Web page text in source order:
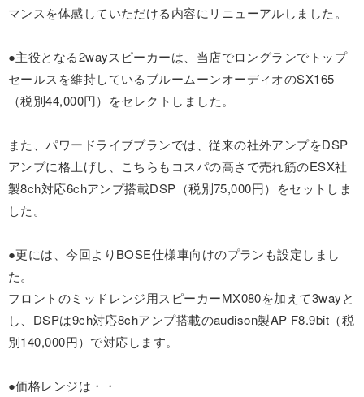
マンスを体感していただける内容にリニューアルしました。
●主役となる2wayスピーカーは、当店でロングランでトップ
セールスを維持しているブルームーンオーディオのSX165
（税別44,000円）をセレクトしました。
また、パワードライブプランでは、従来の社外アンプをDSP
アンプに格上げし、こちらもコスパの高さで売れ筋のESX社
製8ch対応6chアンプ搭載DSP（税別75,000円）をセットしま
した。
●更には、今回よりBOSE仕様車向けのプランも設定しまし
た。
フロントのミッドレンジ用スピーカーMX080を加えて3wayと
し、DSPは9ch対応8chアンプ搭載のaudison製AP F8.9bit（税
別140,000円）で対応します。
●価格レンジは・・